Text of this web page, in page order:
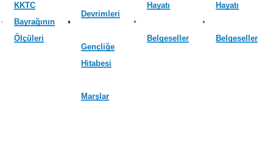
KKTC
Bayrağının
Ölçüleri
Devrimleri
Gençliğe
Hitabesi
Marşlar
Hayatı
Belgeseller
Hayatı
Belgeseller